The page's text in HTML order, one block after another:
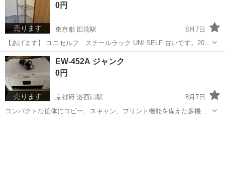
年１月購入 走行距離 4,2...
売ります
0円
東京都 田端駅
8月7日
【あげます】 ユニセルフ スチールラック UNI SELF 古いです。20年
くらい経っています。でも押入れの中で使っていたので、そこまで傷
んでないと思います。 外階段がありますので、2階まで取りに来てく
ださる方を優先し...
東京 文京区 収納家具
売ります
EW-452A ジャンク
0円
京都府 洛西口駅
8月7日
コンパクトな筐体にコピー、スキャン、プリント機能を備えた多機能